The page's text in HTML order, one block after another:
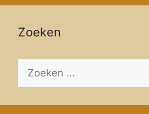
Zoeken
Zoeken